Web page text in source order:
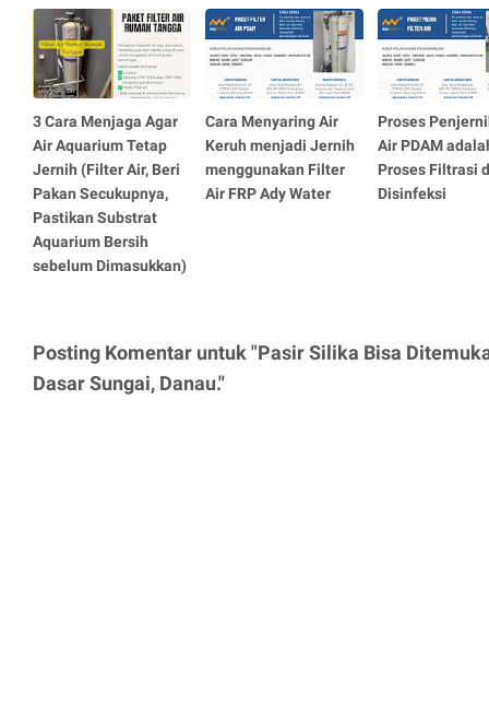
3 Cara Menjaga Agar
Air Aquarium Tetap
Jernih (Filter Air, Beri
Pakan Secukupnya,
Pastikan Substrat
Aquarium Bersih
sebelum Dimasukkan)
Cara Menyaring Air
Keruh menjadi Jernih
menggunakan Filter
Air FRP Ady Water
Proses
Air PDAM
Proses Filtrasi
Disinfeksi
Posting Komentar untuk "Pasir Silika Bisa
Dasar Sungai, Danau."